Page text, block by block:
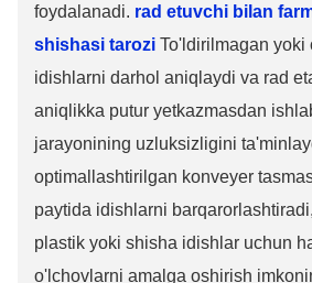
foydalanadi. rad etuvchi bilan
shishasi taroziTo'ldirilmagan yoki
idishlarni darhol aniqlaydi va rad
aniqlikka putur yetkazmasdan
jarayonining uzluksizligini
optimallashtirilgan konveyer
paytida idishlarni
plastik yoki shisha idishlar uchun
o'lchovlarni amalga oshirish